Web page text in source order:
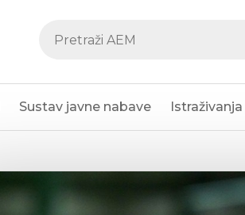
Sustav javne nabave Istraživanja